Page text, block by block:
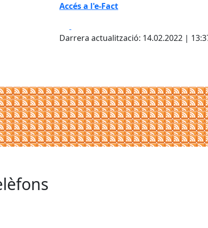
Accés a l'e-Fact
Darrera actualització: 14.02.2022 |